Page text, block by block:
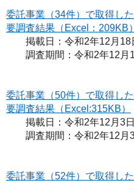
委託事業（34件）で取得し
要調査結果（Excel：209KB）
掲載日：令和2年12月18
調査期間：令和2年12月
委託事業（50件）で取得し
要調査結果（Excel:315KB）
掲載日：令和2年12月3日
調査期間：令和2年12月3
委託事業（52件）で取得し